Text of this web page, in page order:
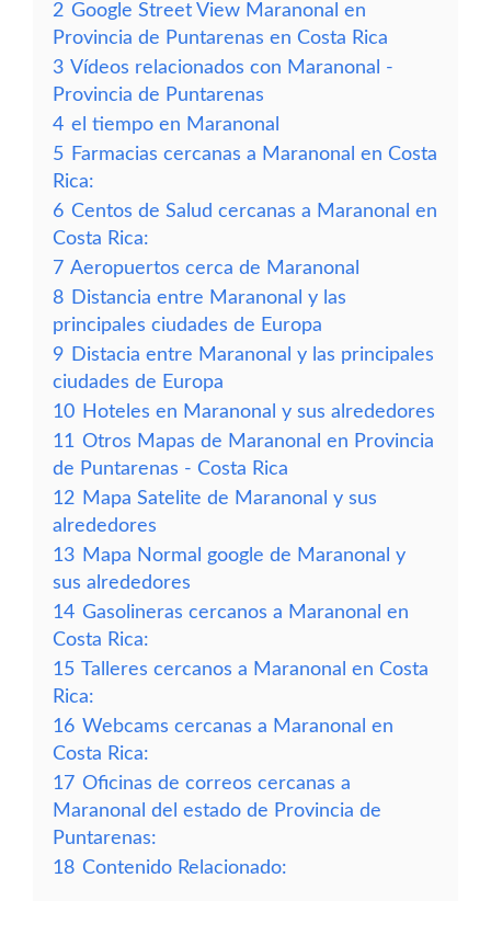
2 Google Street View Maranonal en
Provincia de Puntarenas en Costa Rica
3 Vídeos relacionados con Maranonal -
Provincia de Puntarenas
4 el tiempo en Maranonal
5 Farmacias cercanas a Maranonal en Costa
Rica:
6 Centos de Salud cercanas a Maranonal en
Costa Rica:
7 Aeropuertos cerca de Maranonal
8 Distancia entre Maranonal y las
principales ciudades de Europa
9 Distacia entre Maranonal y las principales
ciudades de Europa
10 Hoteles en Maranonal y sus alrededores
11 Otros Mapas de Maranonal en Provincia
de Puntarenas - Costa Rica
12 Mapa Satelite de Maranonal y sus
alrededores
13 Mapa Normal google de Maranonal y
sus alrededores
14 Gasolineras cercanos a Maranonal en
Costa Rica:
15 Talleres cercanos a Maranonal en Costa
Rica:
16 Webcams cercanas a Maranonal en
Costa Rica:
17 Oficinas de correos cercanas a
Maranonal del estado de Provincia de
Puntarenas:
18 Contenido Relacionado: